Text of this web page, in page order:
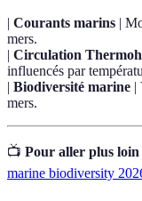
Courants marins |
mers.
Circulation
influencés par
Biodiversité marine
mers.
📺 Pour aller plus loin
marine biodiversity